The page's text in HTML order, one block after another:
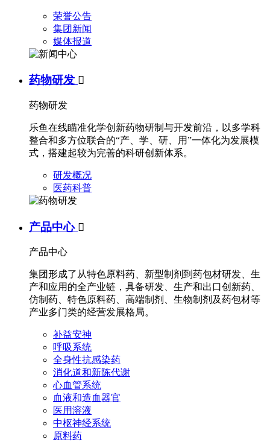
荣誉公告
集团新闻
媒体报道
药物研发 
药物研发
乐鱼在线瞄准化学创新药物研制与开发前沿，以多学科
整合和多方位联合的“产、学、研、用”一体化为发展模
式，搭建起较为完善的科研创新体系。
研发概况
医药科普
产品中心 
产品中心
集团形成了从特色原料药、新型制剂到药包材研发、生
产和应用的全产业链，具备研发、生产和出口创新药、
仿制药、特色原料药、高端制剂、生物制剂及药包材等
产业多门类的经营发展格局。
补益安神
呼吸系统
全身性抗感染药
消化道和新陈代谢
心血管系统
血液和造血器官
医用溶液
中枢神经系统
原料药